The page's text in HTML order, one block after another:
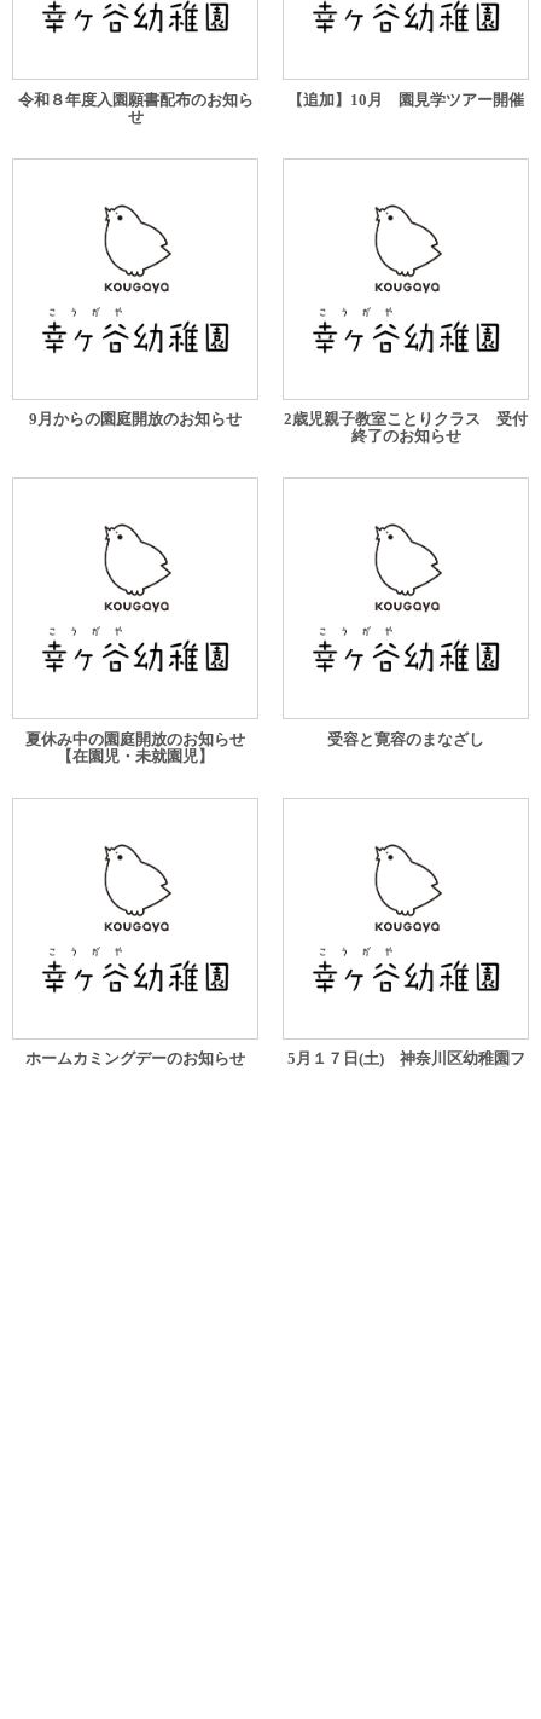
令和８年度入園願書配布のお知ら
せ
【追加】10月 園見学ツアー開催
9月からの園庭開放のお知らせ
2歳児親子教室ことりクラス 受付
終了のお知らせ
夏休み中の園庭開放のお知らせ
【在園児・未就園児】
受容と寛容のまなざし
ホームカミングデーのお知らせ
5月１７日(土) 神奈川区幼稚園フ